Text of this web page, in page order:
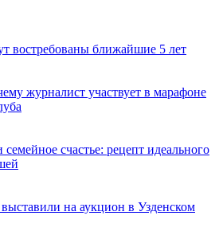
востребованы ближайшие 5 лет
журналист участвует в марафоне
счастье: рецепт идеального
на аукцион в Узденском